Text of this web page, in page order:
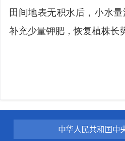
田间地表无积水后，小水
补充少量钾肥，恢复植株长
中华人民共和国中